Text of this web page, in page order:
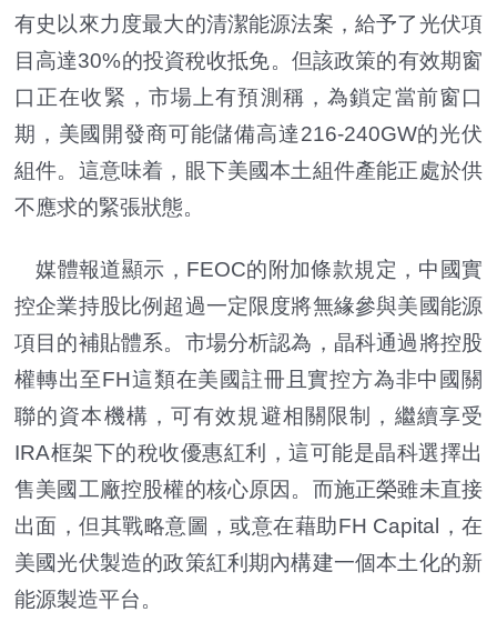
有史以來力度最大的清潔能源法案，給予了光伏項
目高達30%的投資稅收抵免。但該政策的有效期窗
口正在收緊，市場上有預測稱，為鎖定當前窗口
期，美國開發商可能儲備高達216-240GW的光伏
組件。這意味着，眼下美國本土組件產能正處於供
不應求的緊張狀態。
媒體報道顯示，FEOC的附加條款規定，中國實
控企業持股比例超過一定限度將無緣參與美國能源
項目的補貼體系。市場分析認為，晶科通過將控股
權轉出至FH這類在美國註冊且實控方為非中國關
聯的資本機構，可有效規避相關限制，繼續享受
IRA框架下的稅收優惠紅利，這可能是晶科選擇出
售美國工廠控股權的核心原因。而施正榮雖未直接
出面，但其戰略意圖，或意在藉助FH Capital，在
美國光伏製造的政策紅利期內構建一個本土化的新
能源製造平台。